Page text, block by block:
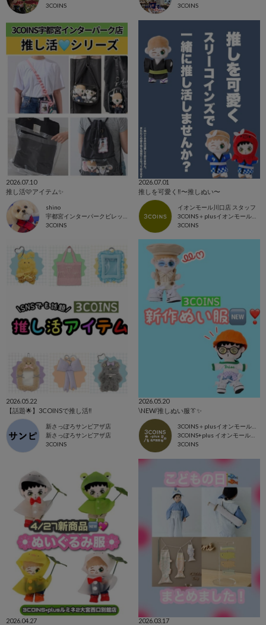
3COINS
3COINS
2026.07.10
推し活🩷アイテム✨
shino
3COINS
2026.07.01
推しを可愛く‼️〜推しぬい〜
イオンモール川口店 スタッフ
3COINS
2026.05.22
【話題🌟】3COINSで推し活‼️
新さっぽろサンピアザ店
新さっぽろサンピアザ店
3COINS
2026.05.20
\NEW/推しぬい服👔✨
3COINS
2026.04.27
2026.03.17